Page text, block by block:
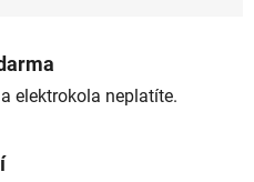
elektrokola neplatíte.